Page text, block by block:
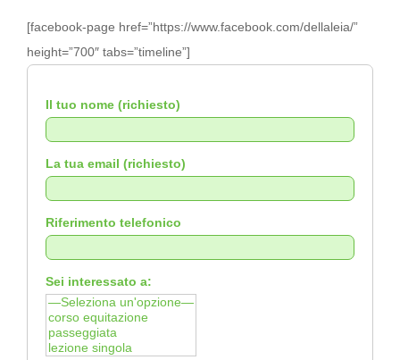
[facebook-page href=”https://www.facebook.com/dellaleia/”
height=”700″ tabs=”timeline”]
Il tuo nome (richiesto)
La tua email (richiesto)
Riferimento telefonico
Sei interessato a: